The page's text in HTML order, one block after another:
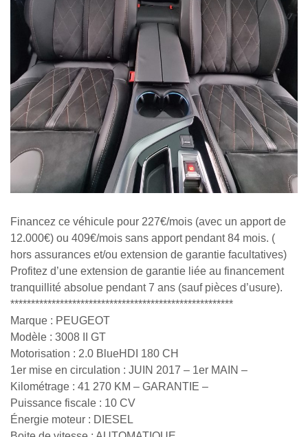
Financez ce véhicule pour 227€/mois (avec un apport de
12.000€) ou 409€/mois sans apport pendant 84 mois. (
hors assurances et/ou extension de garantie facultatives)
Profitez d’une extension de garantie liée au financement
tranquillité absolue pendant 7 ans (sauf pièces d’usure).
******************************************************
Marque : PEUGEOT
Modèle : 3008 II GT
Motorisation : 2.0 BlueHDI 180 CH
1er mise en circulation : JUIN 2017 – 1er MAIN –
Kilométrage : 41 270 KM – GARANTIE –
Puissance fiscale : 10 CV
Énergie moteur : DIESEL